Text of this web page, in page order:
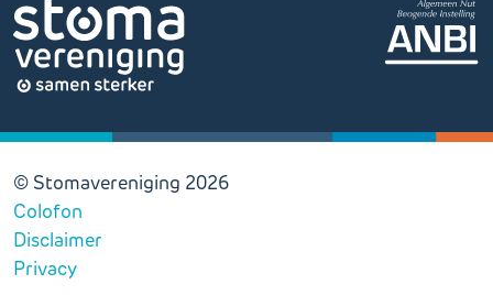
© Stomavereniging 2026
Colofon
Disclaimer
Privacy